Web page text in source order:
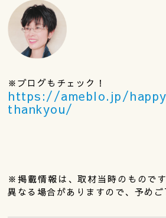
※ブログもチェック！
https://ameblo.jp/
thankyou/
※掲載情報は、取材当時のもので
異なる場合がありますので、予めご